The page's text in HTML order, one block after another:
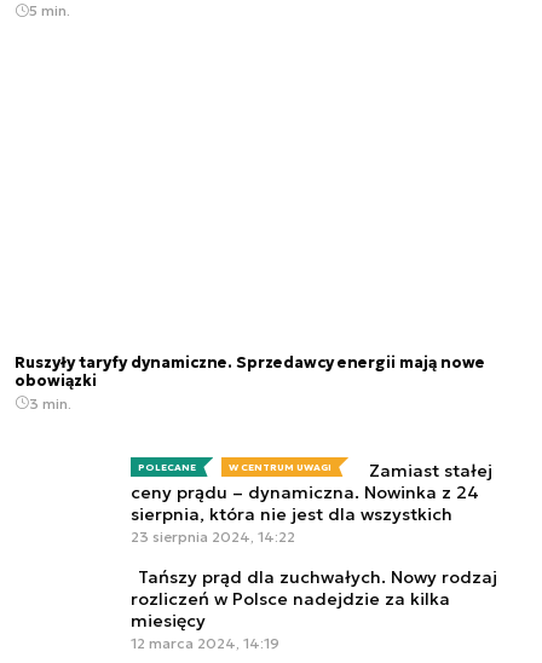
5 min.
Ruszyły taryfy dynamiczne. Sprzedawcy energii mają nowe
obowiązki
3 min.
POLECANE W CENTRUM UWAGI
Zamiast stałej
ceny prądu – dynamiczna. Nowinka z 24
sierpnia, która nie jest dla wszystkich
23 sierpnia 2024, 14:22
Tańszy prąd dla zuchwałych. Nowy rodzaj
rozliczeń w Polsce nadejdzie za kilka
miesięcy
12 marca 2024, 14:19